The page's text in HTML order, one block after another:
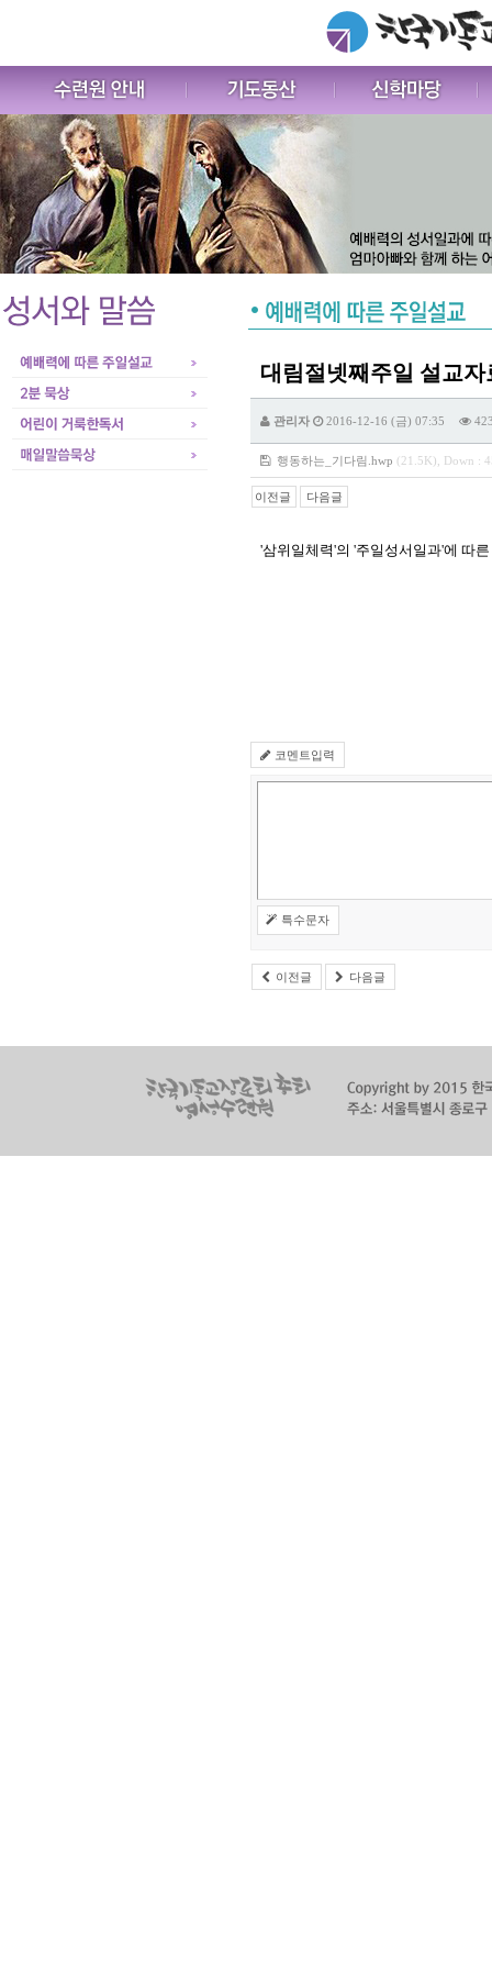
대림절넷째주일 설교
관리자 2016-12-16 (금) 07:35
행동하는_기다림.hwp (21.5K), Down :
이전글 다음글
'삼위일체력'의 '주일성서일과'에 따
코멘트입력
특수문자
이전글 다음글